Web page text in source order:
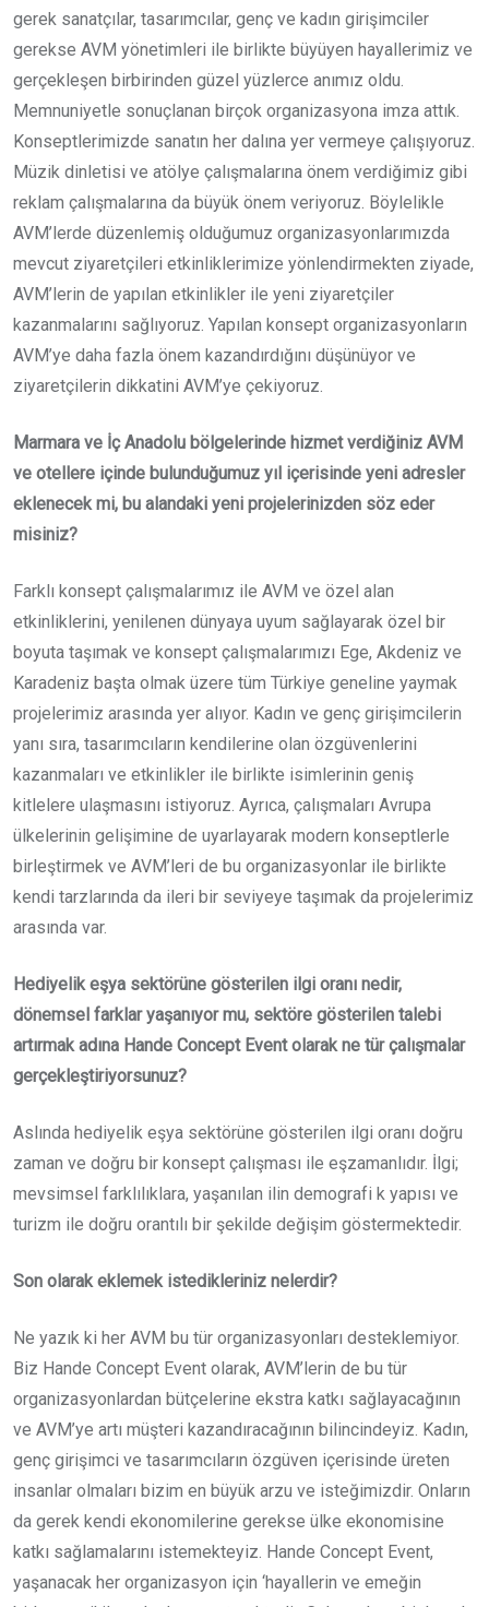
gerek sanatçılar, tasarımcılar, genç ve kadın girişimciler
gerekse AVM yönetimleri ile birlikte büyüyen hayallerimiz ve
gerçekleşen birbirinden güzel yüzlerce anımız oldu.
Memnuniyetle sonuçlanan birçok organizasyona imza attık.
Konseptlerimizde sanatın her dalına yer vermeye çalışıyoruz.
Müzik dinletisi ve atölye çalışmalarına önem verdiğimiz gibi
reklam çalışmalarına da büyük önem veriyoruz. Böylelikle
AVM’lerde düzenlemiş olduğumuz organizasyonlarımızda
mevcut ziyaretçileri etkinliklerimize yönlendirmekten ziyade,
AVM’lerin de yapılan etkinlikler ile yeni ziyaretçiler
kazanmalarını sağlıyoruz. Yapılan konsept organizasyonların
AVM’ye daha fazla önem kazandırdığını düşünüyor ve
ziyaretçilerin dikkatini AVM’ye çekiyoruz.
Marmara ve İç Anadolu bölgelerinde hizmet verdiğiniz AVM
ve otellere içinde bulunduğumuz yıl içerisinde yeni adresler
eklenecek mi, bu alandaki yeni projelerinizden söz eder
misiniz?
Farklı konsept çalışmalarımız ile AVM ve özel alan
etkinliklerini, yenilenen dünyaya uyum sağlayarak özel bir
boyuta taşımak ve konsept çalışmalarımızı Ege, Akdeniz ve
Karadeniz başta olmak üzere tüm Türkiye geneline yaymak
projelerimiz arasında yer alıyor. Kadın ve genç girişimcilerin
yanı sıra, tasarımcıların kendilerine olan özgüvenlerini
kazanmaları ve etkinlikler ile birlikte isimlerinin geniş
kitlelere ulaşmasını istiyoruz. Ayrıca, çalışmaları Avrupa
ülkelerinin gelişimine de uyarlayarak modern konseptlerle
birleştirmek ve AVM’leri de bu organizasyonlar ile birlikte
kendi tarzlarında da ileri bir seviyeye taşımak da projelerimiz
arasında var.
Hediyelik eşya sektörüne gösterilen ilgi oranı nedir,
dönemsel farklar yaşanıyor mu, sektöre gösterilen talebi
artırmak adına Hande Concept Event olarak ne tür çalışmalar
gerçekleştiriyorsunuz?
Aslında hediyelik eşya sektörüne gösterilen ilgi oranı doğru
zaman ve doğru bir konsept çalışması ile eşzamanlıdır. İlgi;
mevsimsel farklılıklara, yaşanılan ilin demografi k yapısı ve
turizm ile doğru orantılı bir şekilde değişim göstermektedir.
Son olarak eklemek istedikleriniz nelerdir?
Ne yazık ki her AVM bu tür organizasyonları desteklemiyor.
Biz Hande Concept Event olarak, AVM’lerin de bu tür
organizasyonlardan bütçelerine ekstra katkı sağlayacağının
ve AVM’ye artı müşteri kazandıracağının bilincindeyiz. Kadın,
genç girişimci ve tasarımcıların özgüven içerisinde üreten
insanlar olmaları bizim en büyük arzu ve isteğimizdir. Onların
da gerek kendi ekonomilerine gerekse ülke ekonomisine
katkı sağlamalarını istemekteyiz. Hande Concept Event,
yaşanacak her organizasyon için ‘hayallerin ve emeğin